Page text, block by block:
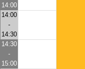
14:00
14:00
-
14:30
14:30
-
15:00